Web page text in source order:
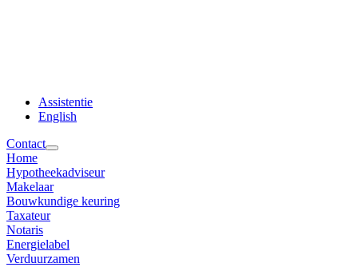
Assistentie
English
Contact
Home
Hypotheekadviseur
Makelaar
Bouwkundige keuring
Taxateur
Notaris
Energielabel
Verduurzamen